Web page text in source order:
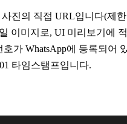
진의 직접 URL입니다(제한
이미지로, UI 미리보기에
가 WhatsApp에 등록되어
타임스탬프입니다.